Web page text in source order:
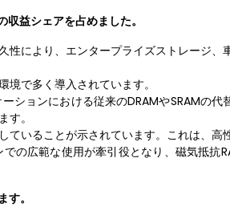
益シェアを占めました。
により、エンタープライズストレージ、
で多く導入されています。
ションにおける従来のDRAMやSRAMの代
。
ていることが示されています。これは、高
の広範な使用が牽引役となり、磁気抵抗
。